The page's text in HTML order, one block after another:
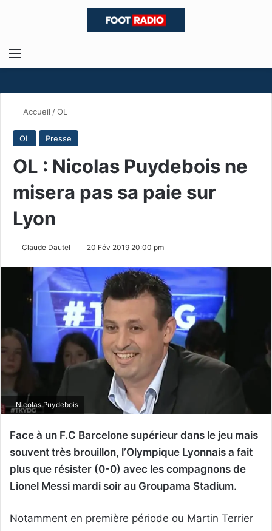
Menu
Accueil /OL
OL Presse
OL : Nicolas Puydebois ne
misera pas sa paie sur
Lyon
Claude Dautel 20 Fév 2019 20:00 pm
Nicolas Puydebois
Face à un F.C Barcelone supérieur dans le jeu mais
souvent très brouillon, l’Olympique Lyonnais a fait
plus que résister (0-0) avec les compagnons de
Lionel Messi mardi soir au Groupama Stadium.
Notamment en première période ou Martin Terrier